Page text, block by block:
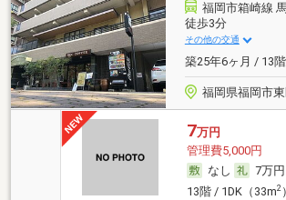
福岡市箱崎線
徒歩3分
その他の交通
築25年6ヶ月 / 13
福岡県福岡市
7万円
管理費5,000円
なし
7万円
13階 / 1DK（33m2）